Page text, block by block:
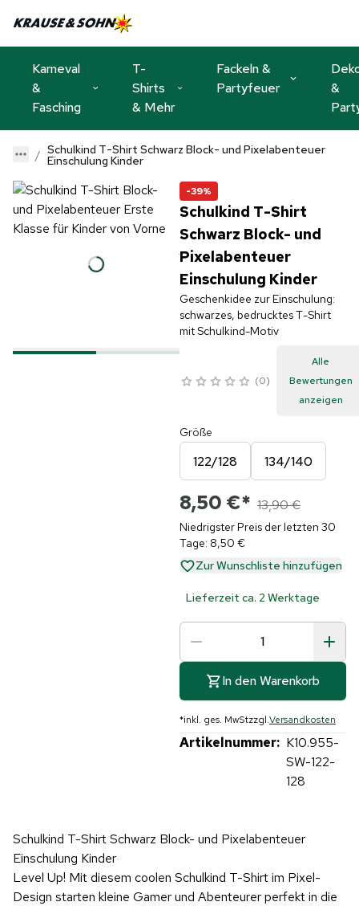
Karneval
&
Fasching
T-
Shirts
& Mehr
Fackeln &
Partyfeuer
&
Schulkind T-Shirt Schwarz Block- und Pixelabenteuer
Einschulung Kinder
-39%
Schulkind T-Shirt
Schwarz Block- und
Pixelabenteuer
Einschulung Kinder
Geschenkidee zur Einschulung:
schwarzes, bedrucktes T-Shirt
mit Schulkind-Motiv
0
Alle
Bewertungen
anzeigen
Größe
122/128 134/140
8,50 €* 13,90 €
Niedrigster Preis der letzten 30
Tage: 8,50 €
Zur Wunschliste hinzufügen
Lieferzeit ca. 2 Werktage
In den Warenkorb
*inkl. ges. MwStzzgl.Versandkosten
Artikelnummer: K10.955-
SW-122-
128
Schulkind T-Shirt Schwarz Block- und Pixelabenteuer
Einschulung Kinder
Level Up! Mit diesem coolen Schulkind T-Shirt im Pixel-
Design starten kleine Gamer und Abenteurer perfekt in die